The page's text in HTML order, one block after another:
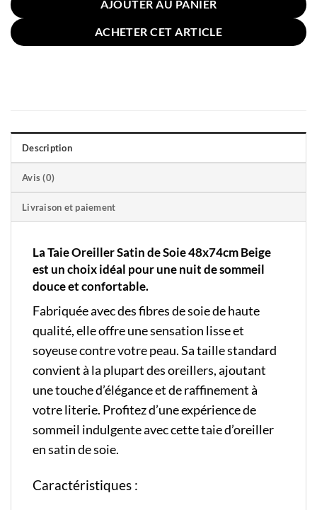
AJOUTER AU PANIER
ACHETER CET ARTICLE
Description
Avis (0)
Livraison et paiement
La Taie Oreiller Satin de Soie 48x74cm Beige
est un choix idéal pour une nuit de sommeil
douce et confortable.
Fabriquée avec des fibres de soie de haute
qualité, elle offre une sensation lisse et
soyeuse contre votre peau. Sa taille standard
convient à la plupart des oreillers, ajoutant
une touche d’élégance et de raffinement à
votre literie. Profitez d’une expérience de
sommeil indulgente avec cette taie d’oreiller
en satin de soie.
Caractéristiques :